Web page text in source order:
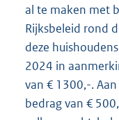
al te maken met
Rijksbeleid rond
deze
2024 in
van € 1300,-.
bedrag van €